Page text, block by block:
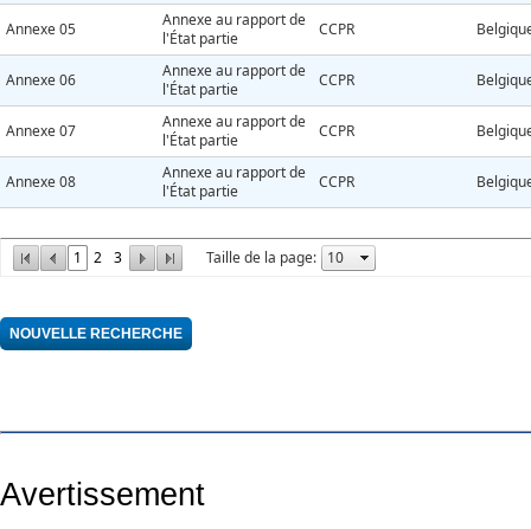
1 2 3 Taille de la page:
Annexe 05
Annexe au rapport de
l'État partie
CCPR
Annexe 06
Annexe au rapport de
l'État partie
CCPR
Annexe 07
Annexe au rapport de
l'État partie
CCPR
Annexe 08
Annexe au rapport de
l'État partie
CCPR
Avertissement